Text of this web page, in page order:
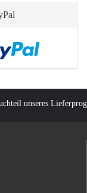
unseres